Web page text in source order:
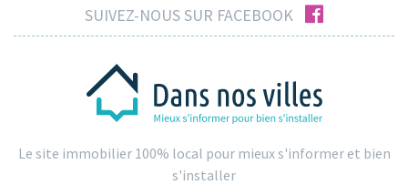
SUIVEZ-NOUS SUR FACEBOOK facebook
Le site immobilier 100% local pour mieux s'informer et bien
s'installer